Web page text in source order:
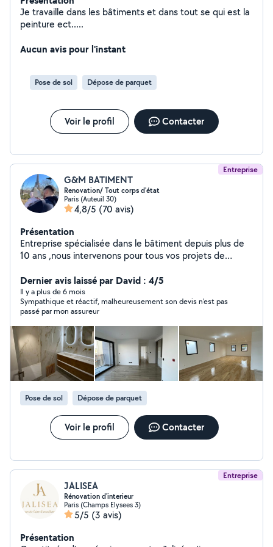
Je travaille dans les bâtiments et dans tout se qui est la
peinture ect.....
Aucun avis pour l'instant
Pose de sol Dépose de parquet
Voir le profil Contacter
Entreprise
G&M BATIMENT
Renovation/ Tout corps d'état
Paris (Auteuil 30)
4,8/5 (70 avis)
Présentation
Entreprise spécialisée dans le bâtiment depuis plus de
10 ans ,nous intervenons pour tous vos projets de
notre expertise et à notre équipe qualifiée, nous
garantissons des travaux de qualité, réalisés dans les
délais et adaptés à vos besoins
Dernier avis laissé par David : 4/5
Il y a plus de 6 mois
Sympathique et réactif, malheureusement son devis n'est pas
passé par mon assureur
Pose de sol Dépose de parquet
Voir le profil Contacter
Entreprise
JALISEA
Rénovation d'interieur
Paris (Champs Elysees 3)
5/5 (3 avis)
Présentation